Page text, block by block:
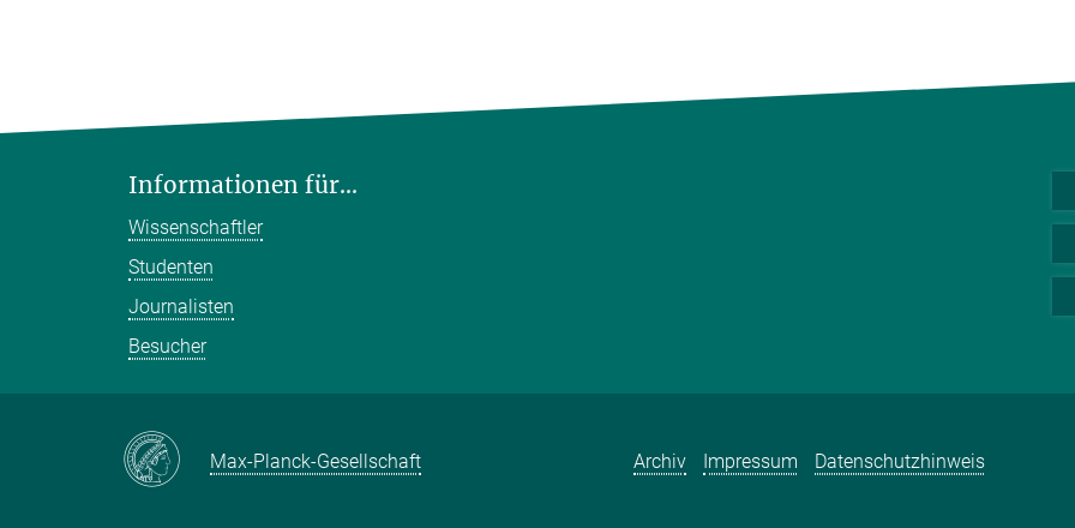
Informationen für...
Wissenschaftler
Studenten
Journalisten
Besucher
Max-Planck-Gesellschaft Archiv Impressum Datenschutzhinweis